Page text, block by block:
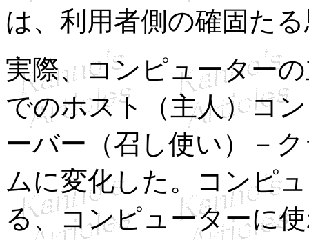
は、利用者側の確固た
実際、コンピューター
でのホスト（主人）コ
ーバー（召し使い）－
ムに変化した。コンピ
る、コンピューターに